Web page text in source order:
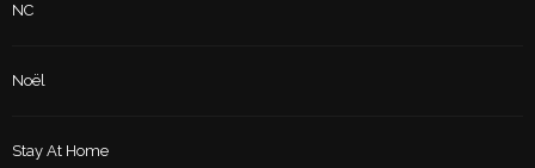
NC
Noël
Stay At Home